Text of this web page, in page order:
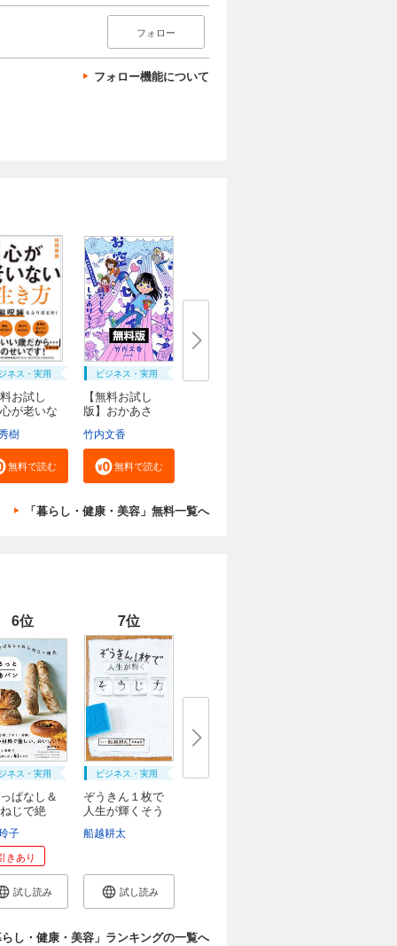
フォロー
フォロー機能について
ネス・実用
お試し
が老いな
樹
無料で読む
ビジネス・実用
【無料お試し
版】おかあさ
竹内文香
無料で読む
「暮らし・健康・美容」無料一覧へ
ワイツ 石川伸一 和田侑子
6位
ネス・実用
ぱなし＆
じで絶
子
きあり
試し読み
7位
ビジネス・実用
ぞうきん１枚で
人生が輝くそう
船越耕太
試し読み
し・健康・美容」ランキングの一覧へ